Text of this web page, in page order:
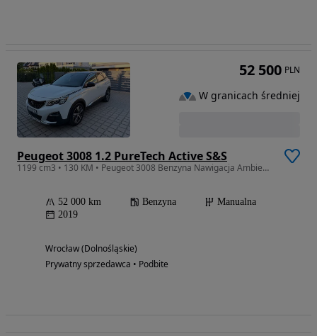
Peugeot 3008 1.2 PureTech Active S&S
1199 cm3 • 130 KM • Peugeot 3008 Benzyna Nawigacja Ambiente Niski Przebieg AppleCarPlay
52 000 km Benzyna
Manualna
2019
Wrocław (Dolnośląskie)
Prywatny sprzedawca • Podbite
52 500 PLN
W granicach średniej